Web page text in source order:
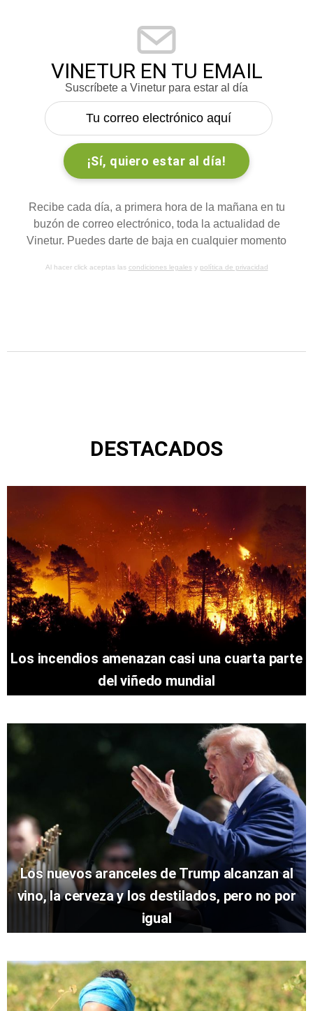
VINETUR EN TU EMAIL
Suscríbete a Vinetur para estar al día
Recibe cada día, a primera hora de la mañana en tu
buzón de correo electrónico, toda la actualidad de
Vinetur. Puedes darte de baja en cualquier momento
Al hacer click aceptas las condiciones legalesy política de privacidad
DESTACADOS
Los incendios amenazan casi una cuarta parte
del viñedo mundial
Los nuevos aranceles de Trump alcanzan al
vino, la cerveza y los destilados, pero no por
igual